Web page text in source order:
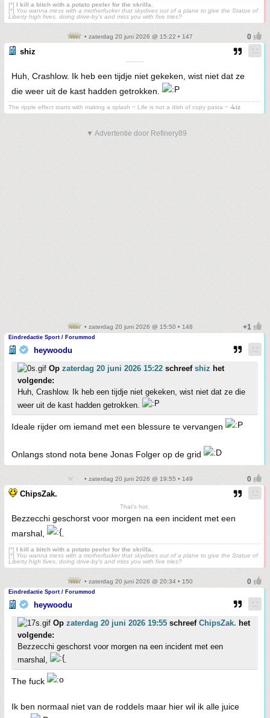
[*] I kill a bitch with a potato peeler for the skrilla.
[*] You wanna mess with a motherfucker that skydives out of a plane to give the Statue of
Liberty high fives, doing drive-by’s and miss you with five tries?
• zaterdag 20 juni 2026 @ 15:22 • 147
shiz
¯¯¯¯¯
Huh, Crashlow. Ik heb een tijdje niet gekeken, wist niet dat ze
die weer uit de kast hadden getrokken.
The ripple effect starts with making a splash ~ Life is not a dish of copy pasta ~ ⳽ᖾiz
▼ Advertentie door Refinery89
• zaterdag 20 juni 2026 @ 15:50 • 148
Eindredactie Sport / Forummod
heywoodu
Op zaterdag 20 juni 2026 15:22 schreef shiz het
volgende:
Huh, Crashlow. Ik heb een tijdje niet gekeken, wist niet dat ze die
weer uit de kast hadden getrokken.
Ideale rijder om iemand met een blessure te vervangen
Onlangs stond nota bene Jonas Folger op de grid
• zaterdag 20 juni 2026 @ 19:55 • 149
ChipsZak.
That's hot.
Bezzecchi geschorst voor morgen na een incident met een
marshal,
[*] I kill a bitch with a potato peeler for the skrilla.
[*] You wanna mess with a motherfucker that skydives out of a plane to give the Statue of
Liberty high fives, doing drive-by’s and miss you with five tries?
• zaterdag 20 juni 2026 @ 20:34 • 150
Eindredactie Sport / Forummod
heywoodu
Op zaterdag 20 juni 2026 19:55 schreef ChipsZak. het
volgende:
Bezzecchi geschorst voor morgen na een incident met een
marshal,
.
The fuck
Ik ben normaal niet van de roddels maar hier wil ik alle juice